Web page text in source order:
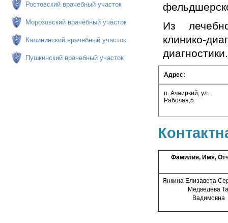
Из
клинико-
Адрес:
п. Ачаиркий, ул.
Рабочая,5
Фамилия, Имя,
Янкина Елизавета
Медведева
Вадимовна
Ростовский врачебный участок
Морозовский врачебный участок
Калининский врачебный участок
Пушкинский врачебный участок